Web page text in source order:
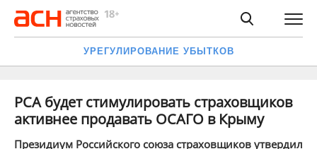
УРЕГУЛИРОВАНИЕ УБЫТКОВ
РСА будет стимулировать страховщиков
активнее продавать ОСАГО в Крыму
Президиум Российского союза страховщиков утвердил